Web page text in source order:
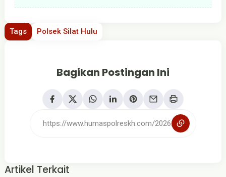
Tags Polsek Silat Hulu
Bagikan Postingan Ini
Artikel Terkait